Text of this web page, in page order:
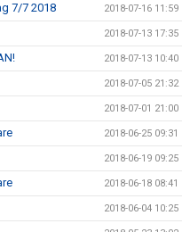
7/7 2018 2018-07-16 11:59
2018-07-13 17:35
2018-07-13 10:40
2018-07-05 21:32
2018-07-01 21:00
2018-06-25 09:31
2018-06-19 09:25
2018-06-18 08:41
2018-06-04 10:25